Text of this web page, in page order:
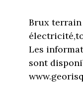
Brux terrain
Les
sont